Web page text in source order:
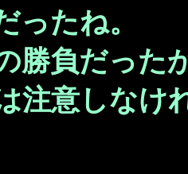
ったね。
勝負だっ
注意しな